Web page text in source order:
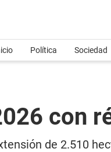
Política Sociedad
con
de 2.510